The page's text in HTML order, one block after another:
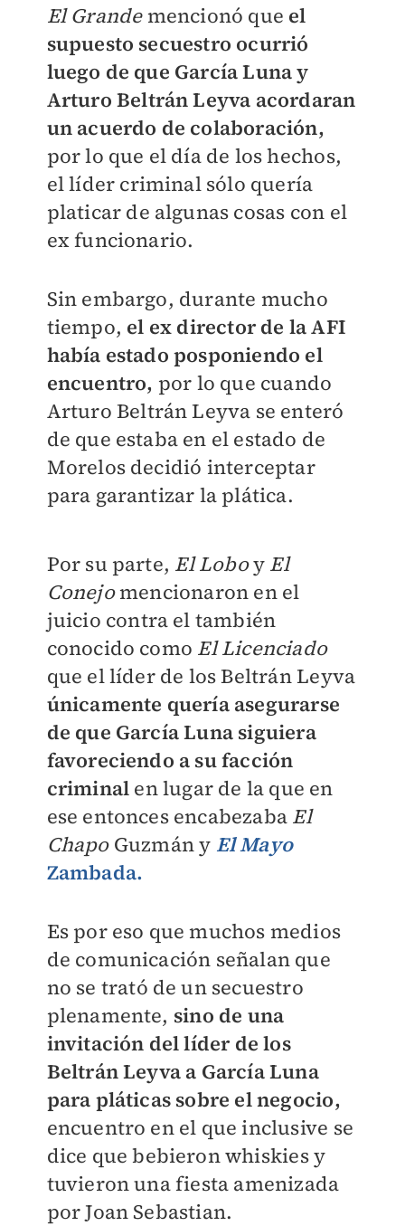
El Grandemencionó que el
supuesto secuestro ocurrió
luego de que García Luna y
Arturo Beltrán Leyva acordaran
un acuerdo de colaboración,
por lo que el día de los hechos,
el líder criminal sólo quería
platicar de algunas cosas con el
ex funcionario.
Sin embargo, durante mucho
tiempo, el ex director de la AFI
había estado posponiendo el
encuentro, por lo que cuando
Arturo Beltrán Leyva se enteró
de que estaba en el estado de
Morelos decidió interceptar
para garantizar la plática.
Por su parte, El Loboy El
Conejomencionaron en el
juicio contra el también
conocido como El Licenciado
que el líder de los Beltrán Leyva
únicamente quería asegurarse
de que García Luna siguiera
favoreciendo a su facción
criminal en lugar de la que en
ese entonces encabezaba El
Chapo Guzmán y El Mayo
Zambada.
Es por eso que muchos medios
de comunicación señalan que
no se trató de un secuestro
plenamente, sino de una
invitación del líder de los
Beltrán Leyva a García Luna
para pláticas sobre el negocio,
encuentro en el que inclusive se
dice que bebieron whiskies y
tuvieron una fiesta amenizada
por Joan Sebastian.